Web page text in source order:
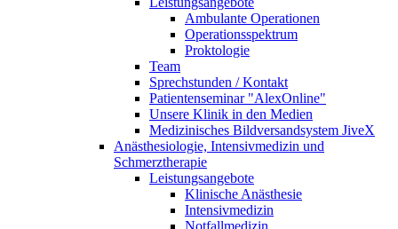
Ambulante Operationen
Operationsspektrum
Proktologie
Team
Sprechstunden / Kontakt
Patientenseminar "AlexOnline"
Unsere Klinik in den Medien
Medizinisches Bildversandsystem JiveX
Anästhesiologie, Intensivmedizin und
Schmerztherapie
Leistungsangebote
Klinische Anästhesie
Intensivmedizin
Notfallmedizin